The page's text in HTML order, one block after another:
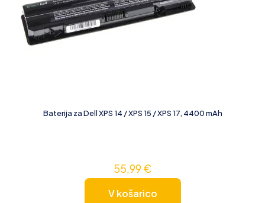
Baterija za Dell XPS 14 / XPS 15 / XPS 17, 4400 mAh
55,99€
V košarico